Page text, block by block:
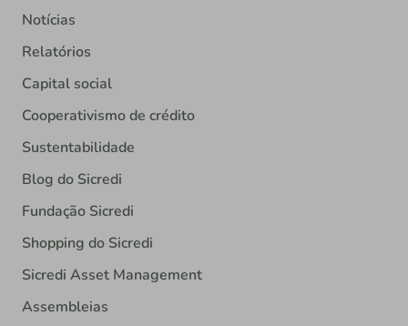
Notícias
Relatórios
Capital social
Cooperativismo de crédito
Sustentabilidade
Blog do Sicredi
Fundação Sicredi
Shopping do Sicredi
Sicredi Asset Management
Assembleias